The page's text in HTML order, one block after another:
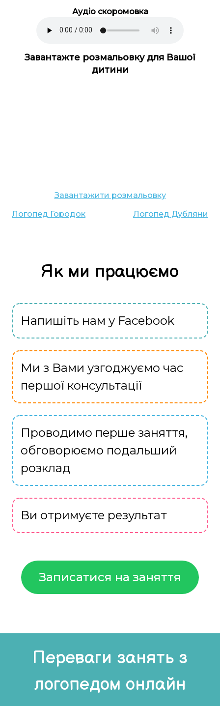
Аудіо скоромовка
Завантажте розмальовку для Вашої
дитини
Завантажити розмальовку
Логопед Городок Логопед Дубляни
Як ми працюємо
Напишіть нам у Facebook
Ми з Вами узгоджуємо час
першої консультації
Проводимо перше заняття,
обговорюємо подальший
розклад
Ви отримуєте результат
Записатися на заняття
Переваги занять з
логопедом онлайн